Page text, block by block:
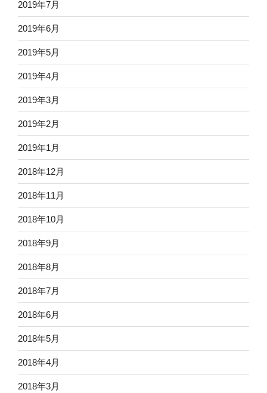
2019年7月
2019年6月
2019年5月
2019年4月
2019年3月
2019年2月
2019年1月
2018年12月
2018年11月
2018年10月
2018年9月
2018年8月
2018年7月
2018年6月
2018年5月
2018年4月
2018年3月